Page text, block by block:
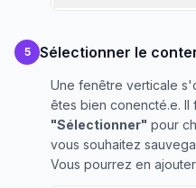
5 Sélectionner le
Une fenêtre verticale
êtes bien conencté.e. Il
"Sélectionner" pour
vous souhaitez
Vous pourrez en